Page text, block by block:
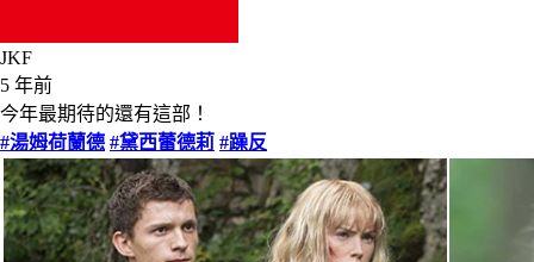
JKF
5 年前
今年最期待的還有這部！
#湯姆荷蘭德 #黛西蕾德莉 #躁反